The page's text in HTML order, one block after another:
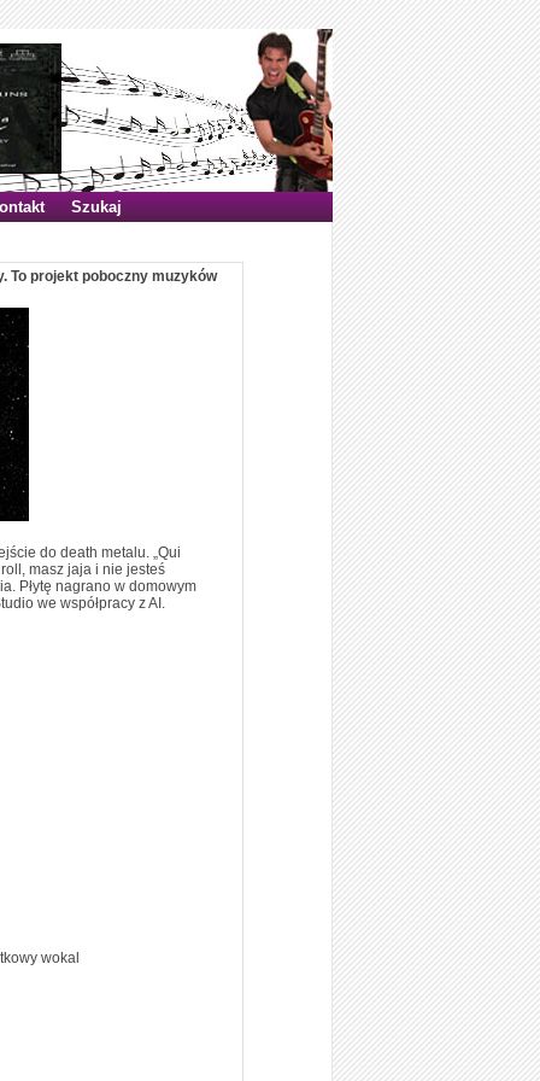
Szukaj
To projekt poboczny muzyków
do death metalu. „Qui
masz jaja i nie jesteś
Płytę nagrano w domowym
we współpracy z AI.
wokal